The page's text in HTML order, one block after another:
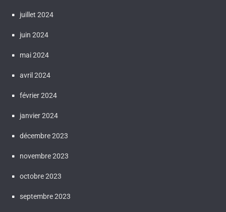
juillet 2024
juin 2024
mai 2024
avril 2024
février 2024
janvier 2024
décembre 2023
novembre 2023
octobre 2023
septembre 2023